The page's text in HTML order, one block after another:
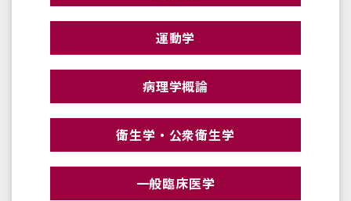
運動学
病理学概論
衛生学・公衆衛生学
一般臨床医学